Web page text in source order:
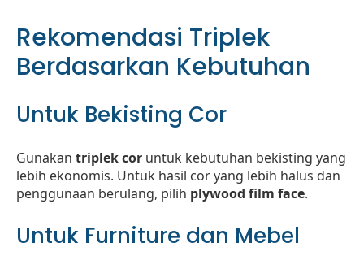
Rekomendasi Triplek
Berdasarkan Kebutuhan
Untuk Bekisting Cor
Gunakan triplek cor untuk kebutuhan bekisting yang
lebih ekonomis. Untuk hasil cor yang lebih halus dan
penggunaan berulang, pilih plywood film face.
Untuk Furniture dan Mebel